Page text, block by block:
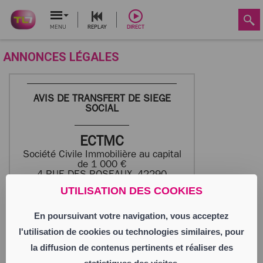
UTILISATION DES COOKIES
En poursuivant votre navigation, vous acceptez
l'utilisation de cookies ou technologies similaires, pour
la diffusion de contenus pertinents et réaliser des
MENU REPLAY DIRECT
ANNONCES LÉGALES
AVIS DE TRANSFERT DE SIEGE
SOCIAL
ECTMC
Société Civile Immobilière au capital
de 1 000 €
4 RUE DES ROSEAUX, 42290
SORBIERS
452 041 890 RCS SAINT-ETIENNE
Aux termes d’une AGE en date du
30/09/2025 de la société « ECTMC »,
Société civile immobilière au capital de